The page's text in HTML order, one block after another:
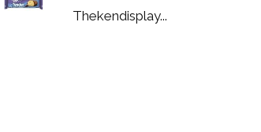
Thekendisplay...